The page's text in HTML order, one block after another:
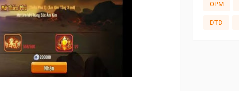
OPM
DTD